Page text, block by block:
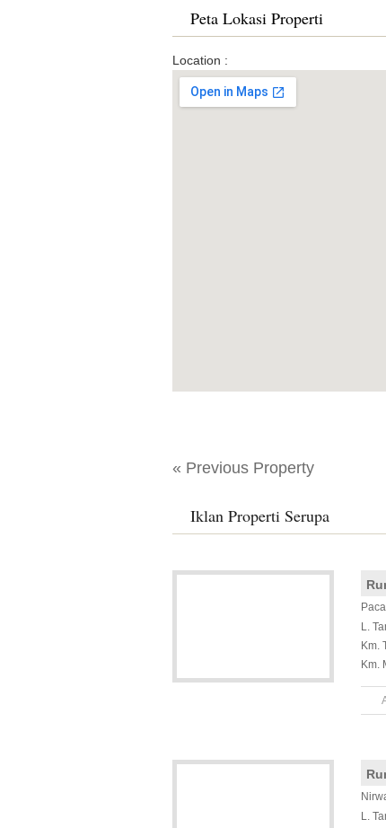
Peta Lokasi Properti
Location :
« Previous Property
Iklan Properti Serupa
L.
Km.
Km.
L.